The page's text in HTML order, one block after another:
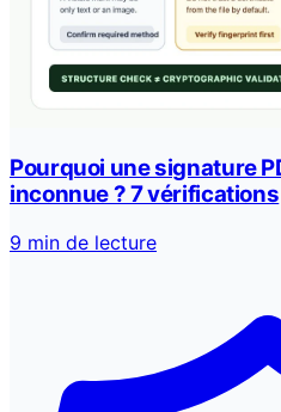
Pourquoi une signature
inconnue ? 7 vérifications
9 min de lecture